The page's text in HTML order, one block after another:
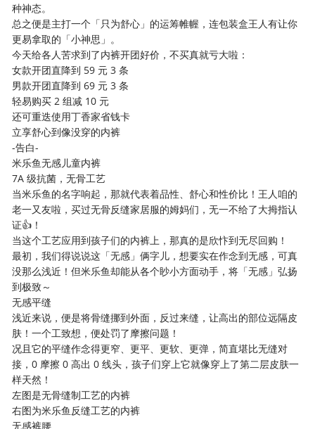
种神态。
总之便是主打一个「只为舒心」的运筹帷幄，连包装盒王人有让你
更易拿取的「小神思」。
今天给各人苦求到了内裤开团好价，不买真就亏大啦：
女款开团直降到 59 元 3 条
男款开团直降到 69 元 3 条
轻易购买 2 组减 10 元
还可重迭使用丁香家省钱卡
立享舒心到像没穿的内裤
-告白-
米乐鱼无感儿童内裤
7A 级抗菌，无骨工艺
当米乐鱼的名字响起，那就代表着品性、舒心和性价比！王人咱的
老一又友啦，买过无骨反缝家居服的姆妈们，无一不给了大拇指认
证👍！
当这个工艺应用到孩子们的内裤上，那真的是欣忭到无尽回购！
最初，我们得说说这「无感」俩字儿，想要实在作念到无感，可真
没那么浅近！但米乐鱼却能从各个眇小方面动手，将「无感」弘扬
到极致～
无感平缝
浅近来说，便是将骨缝挪到外面，反过来缝，让高出的部位远隔皮
肤！一个工致想，便处罚了摩擦问题！
况且它的平缝作念得更窄、更平、更软、更弹，简直堪比无缝对
接，0 摩擦 0 高出 0 线头，孩子们穿上它就像穿上了第二层皮肤一
样天然！
左图是无骨缝制工艺的内裤
右图为米乐鱼反缝工艺的内裤
无感裤腰